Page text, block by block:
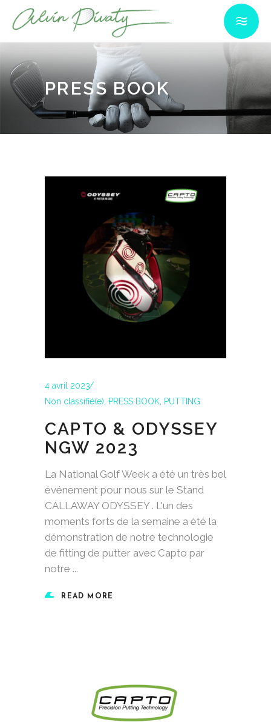
PRESS BOOK
4 avril 2023
Non classifié(e), PRESS BOOK, PUTTING
CAPTO & ODYSSEY
NGW 2023
La National Golf Week a été un très bel
événement pour nous sur le Stand
CALLAWAY ODYSSEY . L'un des
moments forts de la semaine a été la
démonstration de notre technologie
de fitting de putter avec Capto par
notre
READ MORE